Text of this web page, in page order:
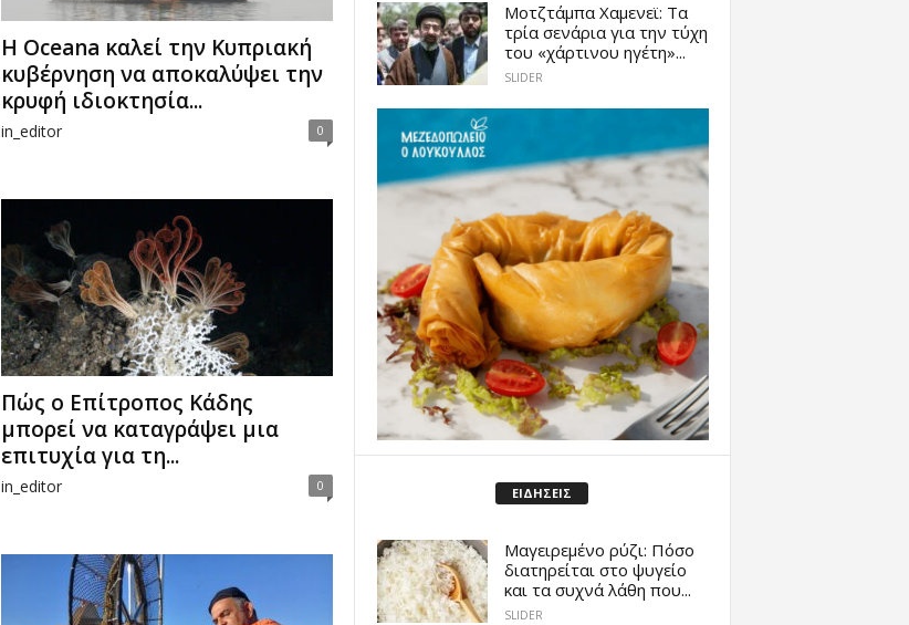
Η Oceana καλεί την Κυπριακή
κυβέρνηση να αποκαλύψει την
κρυφή ιδιοκτησία...
in_editor 0
Πώς ο Επίτροπος Κάδης
μπορεί να καταγράψει μια
επιτυχία για τη...
in_editor 0
Μοτζτάμπα Χαμενεϊ: Τα
τρία σενάρια για την τύχη
του «χάρτινου ηγέτη»...
SLIDER
ΕΙΔΗΣΕΙΣ
Μαγειρεμένο ρύζι: Πόσο
διατηρείται στο ψυγείο
και τα συχνά λάθη που...
SLIDER